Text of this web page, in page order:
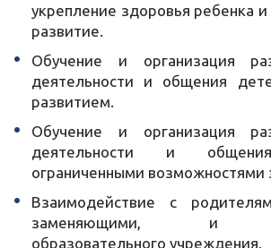
укрепление здоровья ребенка
развитие.
Обучение и организация
деятельности и общения
развитием.
Обучение и организация
деятельности и
ограниченными возможностями
Взаимодействие с
заменяющими, и
образовательного учреждения.